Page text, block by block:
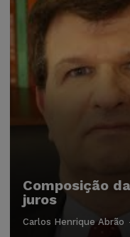
Composição
juros
Carlos Henrique Abrão